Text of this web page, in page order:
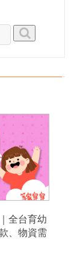
全台育幼
、物資需